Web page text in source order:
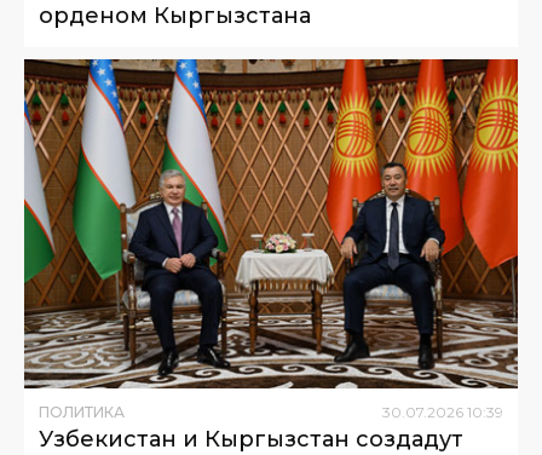
орденом Кыргызстана
ПОЛИТИКА 30.07.2026 10:39
Узбекистан и Кыргызстан создадут